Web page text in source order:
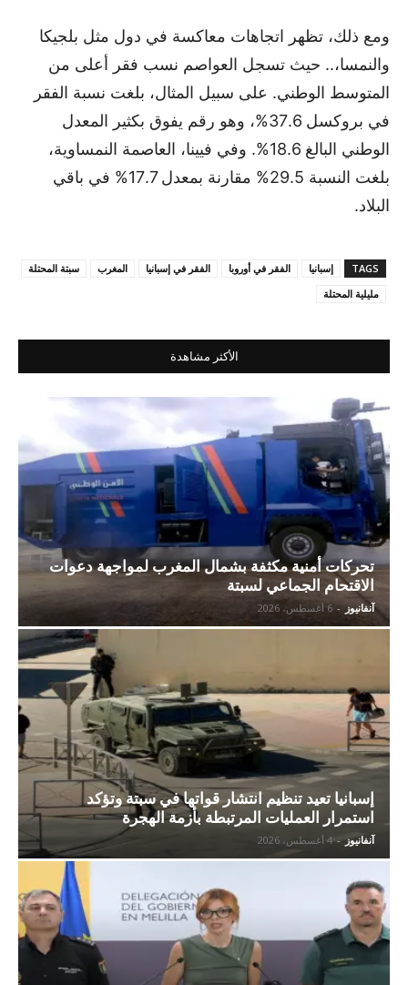
ومع ذلك، تظهر اتجاهات معاكسة في دول مثل بلجيكا
والنمسا،.. حيث تسجل العواصم نسب فقر أعلى من
المتوسط الوطني. على سبيل المثال، بلغت نسبة الفقر
في بروكسل 37.6%، وهو رقم يفوق بكثير المعدل
الوطني البالغ 18.6%. وفي فيينا، العاصمة النمساوية،
بلغت النسبة 29.5% مقارنة بمعدل 17.7% في باقي
البلاد.
TAGS إسبانيا الفقر في أوروبا الفقر في إسبانيا المغرب
سبتة المحتلة
مليلية المحتلة
الأكثر مشاهدة
تحركات أمنية مكثفة بشمال المغرب لمواجهة دعوات
الاقتحام الجماعي لسبتة
آنفانيوز - 6 أغسطس، 2026
إسبانيا تعيد تنظيم انتشار قواتها في سبتة وتؤكد
استمرار العمليات المرتبطة بأزمة الهجرة
آنفانيوز - 4 أغسطس، 2026